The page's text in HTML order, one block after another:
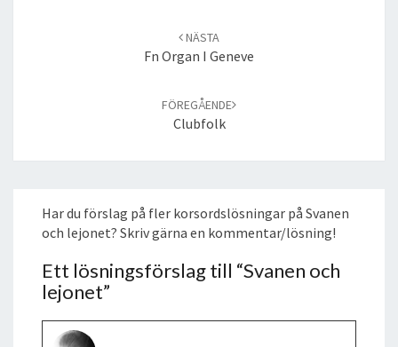
NÄSTA
Fn Organ I Geneve
FÖREGÅENDE
Clubfolk
Har du förslag på fler korsordslösningar på Svanen
och lejonet? Skriv gärna en kommentar/lösning!
Ett lösningsförslag till “Svanen och
lejonet”